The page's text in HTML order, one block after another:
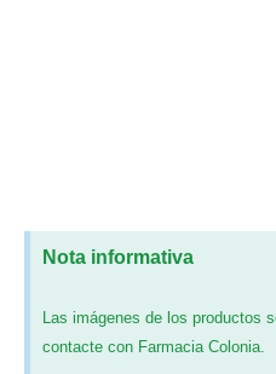
Nota informativa
Las imágenes de los productos
contacte con Farmacia Colonia.